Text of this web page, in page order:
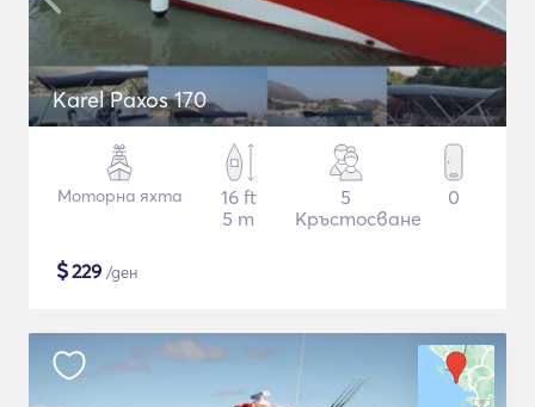
Karel Paxos 170
Моторна яхта
16 ft
5 m
5
Кръстосване
0
$229 /ден